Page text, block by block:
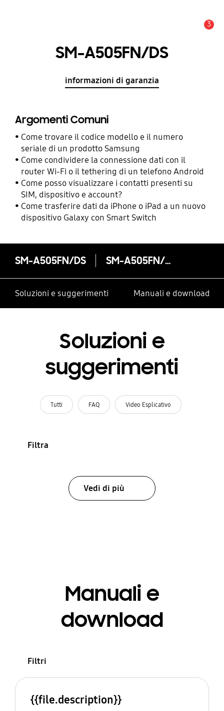
3
SM-A505FN/DS
informazioni di garanzia
Argomenti Comuni
Come trovare il codice modello e il numero
seriale di un prodotto Samsung
Come condividere la connessione dati con il
router Wi-Fi o il tethering di un telefono Android
Come posso visualizzare i contatti presenti su
SIM, dispositivo e account?
Come trasferire dati da iPhone o iPad a un nuovo
dispositivo Galaxy con Smart Switch
SM-A505FN/DS SM-A505FN/DS
Soluzioni e suggerimenti Manuali e download
Soluzioni e
suggerimenti
Tutti FAQ Video Esplicativo
Filtra
Vedi di più
Manuali e
download
Filtri
{{file.description}}